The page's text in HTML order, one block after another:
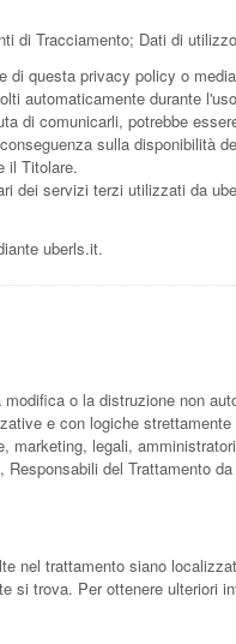
Tracciamento; Dati di
questa privacy policy o
automaticamente durante
di comunicarli, potrebbe
sulla disponibilità
il Titolare.
dei servizi terzi utilizzati da
uberls.it.
o la distruzione non
e con logiche
legali,
del Trattamento
nel trattamento siano
trova. Per ottenere